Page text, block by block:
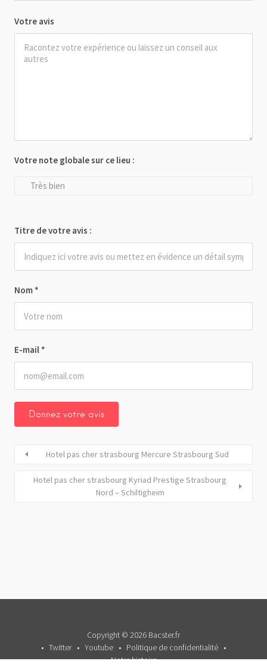
Votre avis
Nom *
E-mail *
Votre note globale sur ce lieu :
Très bien
Titre de votre avis :
Hotel pas cher strasbourg Mercure Strasbourg Sud
Hotel pas cher strasbourg Kyriad Prestige Strasbourg
Nord – Schiltigheim
Copyright © 2026 Bacster.fr
Twitter
Youtube
Politique de confidentialité
Notre histoire